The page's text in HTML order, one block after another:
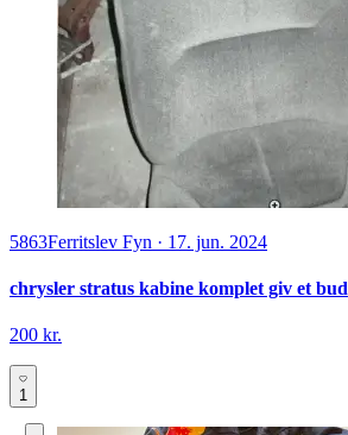
5863Ferritslev Fyn · 17. jun. 2024
chrysler stratus kabine komplet giv et bud
200 kr.
1